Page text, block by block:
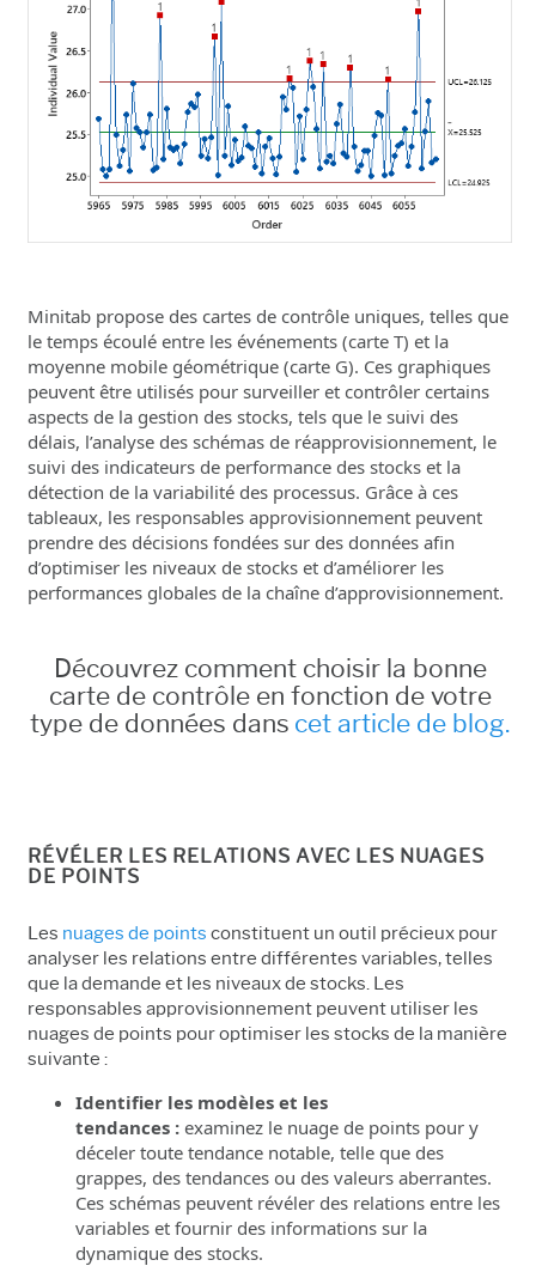
Minitab propose des cartes de contrôle uniques, telles que
le temps écoulé entre les événements (carte T) et la
moyenne mobile géométrique (carte G). Ces graphiques
peuvent être utilisés pour surveiller et contrôler certains
aspects de la gestion des stocks, tels que le suivi des
délais, l’analyse des schémas de réapprovisionnement, le
suivi des indicateurs de performance des stocks et la
détection de la variabilité des processus. Grâce à ces
tableaux, les responsables approvisionnement peuvent
prendre des décisions fondées sur des données afin
d’optimiser les niveaux de stocks et d’améliorer les
performances globales de la chaîne d’approvisionnement.
Découvrez comment choisir la bonne
carte de contrôle en fonction de votre
type de données dans cet article de blog.
RÉVÉLER LES RELATIONS AVEC LES NUAGES
DE POINTS
Les nuages de points constituent un outil précieux pour
analyser les relations entre différentes variables, telles
que la demande et les niveaux de stocks. Les
responsables approvisionnement peuvent utiliser les
nuages de points pour optimiser les stocks de la manière
suivante :
Identifier les modèles et les
tendances : examinez le nuage de points pour y
déceler toute tendance notable, telle que des
grappes, des tendances ou des valeurs aberrantes.
Ces schémas peuvent révéler des relations entre les
variables et fournir des informations sur la
dynamique des stocks.